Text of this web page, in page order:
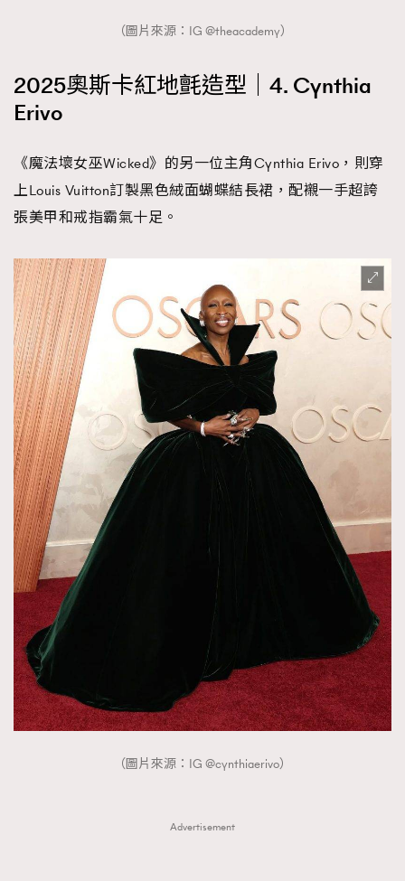
（圖片來源：IG @theacademy）
2025奧斯卡紅地氈造型｜4. Cynthia
Erivo
《魔法壞女巫Wicked》的另一位主角Cynthia Erivo，則穿
上Louis Vuitton訂製黑色絨面蝴蝶結長裙，配襯一手超誇
張美甲和戒指霸氣十足。
（圖片來源：IG @cynthiaerivo）
Advertisement